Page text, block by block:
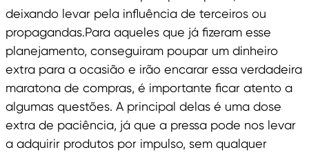
deixando levar pela influência de terceiros ou
propagandas.Para aqueles que já fizeram esse
planejamento, conseguiram poupar um dinheiro
extra para a ocasião e irão encarar essa verdadeira
maratona de compras, é importante ficar atento a
algumas questões. A principal delas é uma dose
extra de paciência, já que a pressa pode nos levar
a adquirir produtos por impulso, sem qualquer